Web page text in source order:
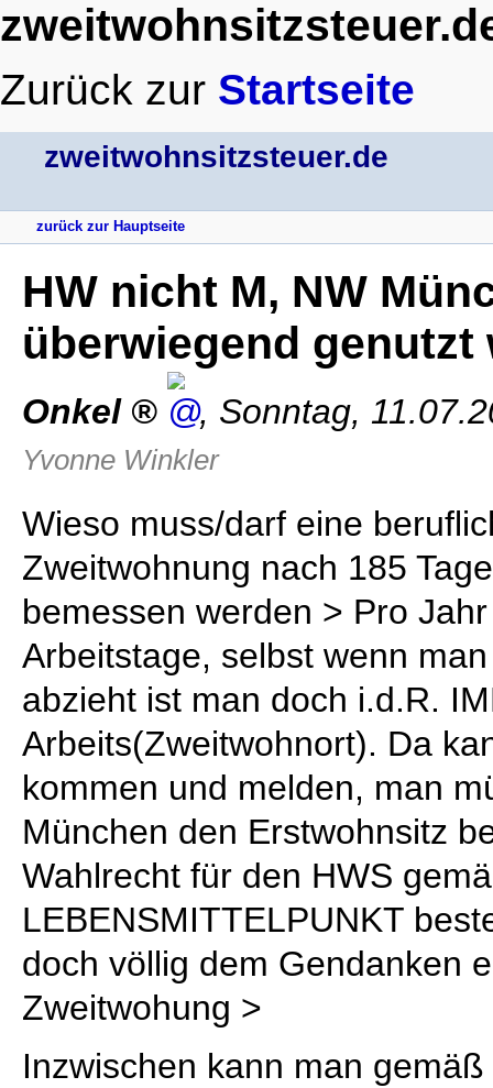
Zurück zur Startseite
zweitwohnsitzsteuer.de
zurück zur Hauptseite
HW nicht M, NW
überwiegend genutzt
Onkel , Sonntag,
Yvonne Winkler
Wieso muss/darf eine
Zweitwohnung nach 185
bemessen werden > Pro
Arbeitstage, selbst wenn
abzieht ist man doch i.d.R.
Arbeits(Zweitwohnort). Da
kommen und melden, man
München den Erstwohnsitz
Wahlrecht für den HWS
LEBENSMITTELPUNKT
doch völlig dem Gendanken
Zweitwohung >
Inzwischen kann man